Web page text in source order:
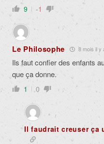
9 -1
Le Philosophe 8 mois il y
Ils faut confier des enfants
que ça donne.
1 0
Il faudrait creuser ça